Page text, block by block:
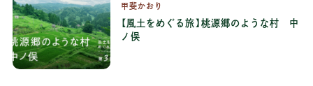
甲斐かおり
【風土をめぐる旅】桃源郷のような村 中
ノ俣
連載：風土をめぐる旅